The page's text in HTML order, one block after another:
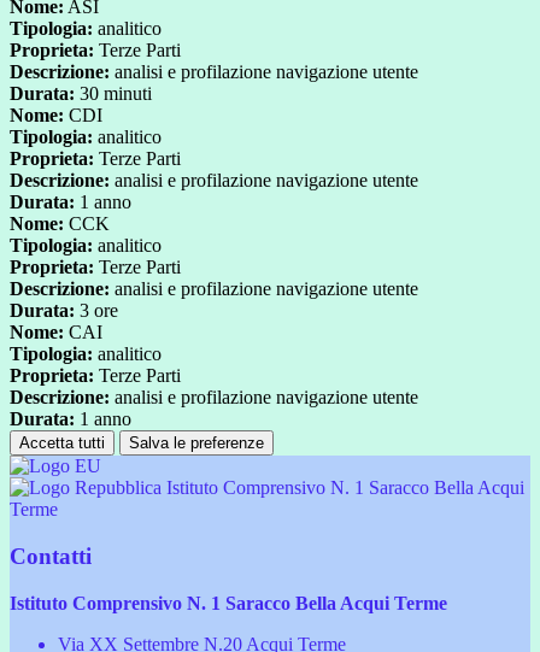
Nome: ASI
Tipologia: analitico
Proprieta: Terze Parti
Descrizione: analisi e profilazione navigazione utente
Durata: 30 minuti
Nome: CDI
Tipologia: analitico
Proprieta: Terze Parti
Descrizione: analisi e profilazione navigazione utente
Durata: 1 anno
Nome: CCK
Tipologia: analitico
Proprieta: Terze Parti
Descrizione: analisi e profilazione navigazione utente
Durata: 3 ore
Nome: CAI
Tipologia: analitico
Proprieta: Terze Parti
Descrizione: analisi e profilazione navigazione utente
Durata: 1 anno
Accetta tutti Salva le preferenze
Istituto Comprensivo N. 1 Saracco Bella Acqui
Terme
Contatti
Istituto Comprensivo N. 1 Saracco Bella Acqui Terme
Via XX Settembre N.20 Acqui Terme